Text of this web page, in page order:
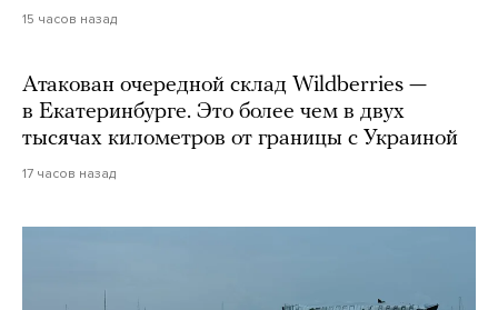
15 часов назад
Атакован очередной склад Wildberries —
в Екатеринбурге. Это более чем в двух
тысячах километров от границы с Украиной
17 часов назад